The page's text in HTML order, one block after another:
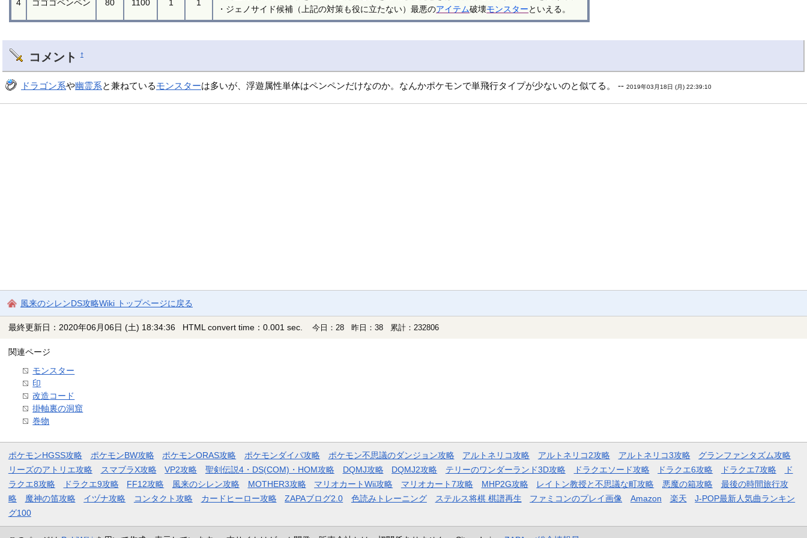
4 ゴゴゴペンペン 80 1100 1 1
・ジェノサイド候補（上記の対策も役に立たない）最悪のアイテム破壊モンスターといえる。
コメント †
ドラゴン系や幽霊系と兼ねているモンスターは多いが、浮遊属性単体はペンペンだけなのか。なんかポケモンで単飛行タイプが少ないのと似てる。 --2019年03月18日 (月) 22:39:10
風来のシレンDS攻略Wiki トップページに戻る
最終更新日：2020年06月06日 (土) 18:34:36 HTML convert time：0.001 sec. 今日：28 昨日：38 累計：232806
関連ページ
モンスター
印
改造コード
掛軸裏の洞窟
巻物
ポケモンHGSS攻略 ポケモンBW攻略 ポケモンORAS攻略 ポケモンダイパ攻略 ポケモン不思議のダンジョン攻略 アルトネリコ攻略 アルトネリコ2攻略 アルトネリコ3攻略
グランファンタズム攻略
リーズのアトリエ攻略
スマブラX攻略 VP2攻略 聖剣伝説4・DS(COM)・HOM攻略 DQMJ攻略 DQMJ2攻略 テリーのワンダーランド3D攻略 ドラクエソード攻略 ドラクエ6攻略 ドラクエ7攻略
ド
ラクエ8攻略
ドラクエ9攻略 FF12攻略 風来のシレン攻略 MOTHER3攻略 マリオカートWii攻略 マリオカート7攻略 MHP2G攻略 レイトン教授と不思議な町攻略 悪魔の箱攻略
最後の時間旅行攻
略
魔神の笛攻略 イヅナ攻略 コンタクト攻略 カードヒーロー攻略 ZAPAブログ2.0 色読みトレーニング ステルス将棋 棋譜再生 ファミコンのプレイ画像 Amazon 楽天
J-POP最新人気曲ランキン
グ100